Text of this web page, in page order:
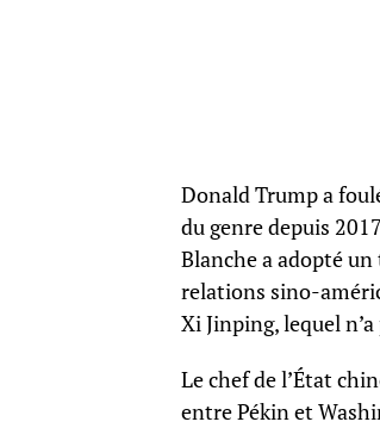
Donald Trump a
du genre depuis
Blanche a adopté
relations sino-
Xi Jinping, lequel
Le chef de l’État
entre Pékin et